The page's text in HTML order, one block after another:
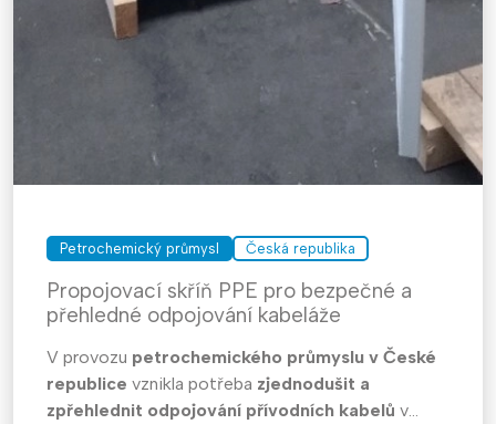
Petrochemický průmysl Česká republika
Propojovací skříň PPE pro bezpečné a
přehledné odpojování kabeláže
V provozu petrochemického průmyslu v České
republice vznikla potřeba zjednodušit a
zpřehlednit odpojování přívodních kabelů v